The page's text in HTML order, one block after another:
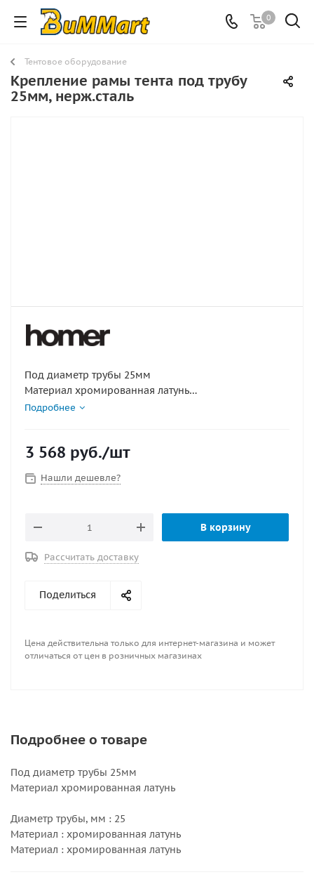
0
Тентовое оборудование
Крепление рамы тента под трубу
25мм, нерж.сталь
Под диаметр трубы 25мм
Материал хромированная латунь
Материал : хромированная латунь
Подробнее
3 568 руб./шт
Нашли дешевле?
В корзину
Рассчитать доставку
Поделиться
Цена действительна только для интернет-магазина и может
отличаться от цен в розничных магазинах
Подробнее о товаре
Под диаметр трубы 25мм
Материал хромированная латунь
Диаметр трубы, мм : 25
Материал : хромированная латунь
Материал : хромированная латунь